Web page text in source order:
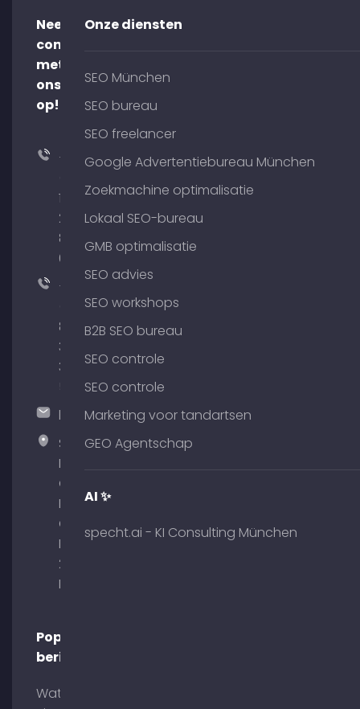
Neem
contact
met
ons
op!
+49
176
204
801
64
+49
89
380
375
hallo@timospecht.de
Specht
Marketing
GmbH –
Palais am
Obelisk
Briennerstr.
29 80333
München
Populaire
berichten
Wat is
Onze diensten
SEO München
SEO bureau
SEO freelancer
Google Advertentiebureau München
Zoekmachine optimalisatie
Lokaal SEO-bureau
GMB optimalisatie
SEO advies
SEO workshops
B2B SEO bureau
SEO controle
SEO controle
Marketing voor tandartsen
GEO Agentschap
AI ✨
specht.ai - KI Consulting München